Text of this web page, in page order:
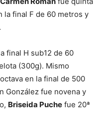
la final F de 60 metros y
final H sub12 de 60
(300g). Mismo
en la final de 500
González fue novena y
Briseida Puche fue 20ª